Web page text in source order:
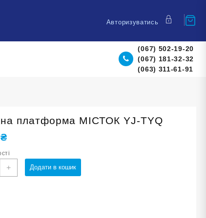
Авторизуватись
(067) 502-19-20
(067) 181-32-32
(063) 311-61-91
платформа МІСТОК YJ-TYQ
₴
+ Додати в кошик